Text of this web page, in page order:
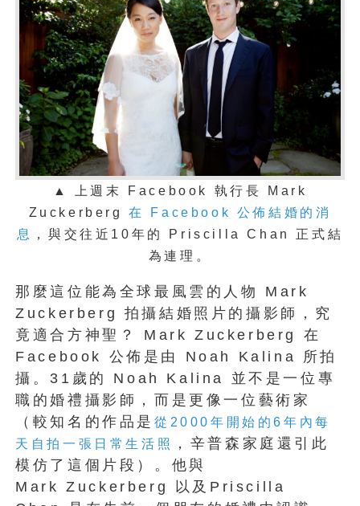
▲ 上週末 Facebook 執行長 Mark
Zuckerberg在 Facebook 公佈結婚的消
息
，與交往近10年的 Priscilla Chan 正式結
為連理。
那麼這位能為全球最風雲的人物 Mark
Zuckerberg 拍攝結婚照片的攝影師，究
竟適合方神聖？ Mark Zuckerberg 在
Facebook 公佈是由 Noah Kalina 所拍
攝。31歲的 Noah Kalina 並不是一位專
職的婚禮攝影師，而是更像一位藝術家
（較知名的作品是 從2000年開始的6年內每
天自拍一張日常生活照
，辛普森家庭還引此
模仿了這個片段）。他與
Mark Zuckerberg 以及Priscilla